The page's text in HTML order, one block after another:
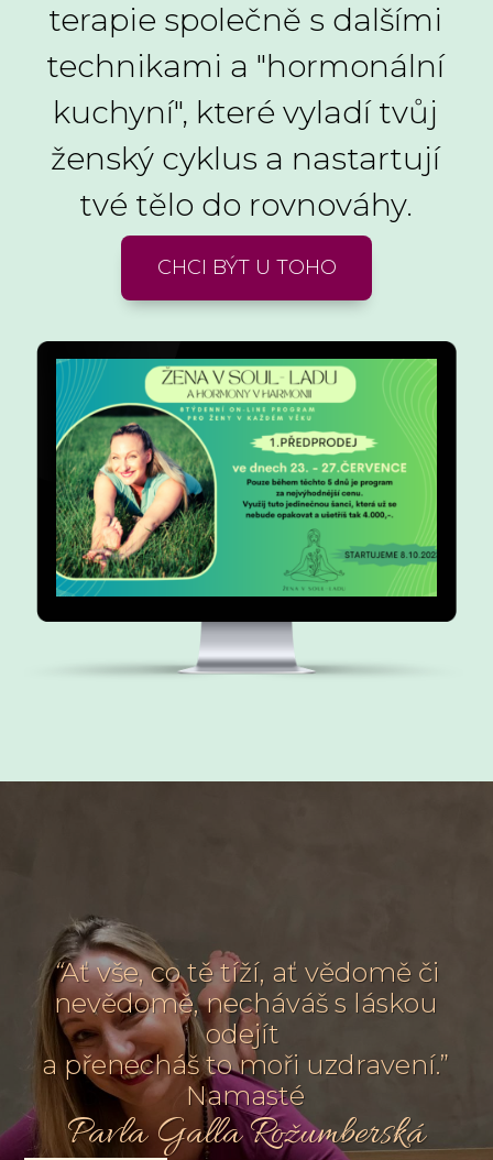
terapie společně s dalšími
technikami a "hormonální
kuchyní", které vyladí tvůj
ženský cyklus a nastartují
tvé tělo do rovnováhy.
CHCI BÝT U TOHO
“Ať vše, co tě tíží, ať vědomě či
nevědomě, necháváš s láskou
odejít
a přenecháš to moři uzdravení.”
Namasté
Pavla Galla Rožumberská